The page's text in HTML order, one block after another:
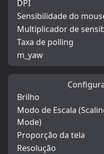
DPI
Sensibilidade do
Multiplicador de
Taxa de polling
m_yaw
Brilho
Modo de Escala
Mode)
Proporção da tela
Resolução